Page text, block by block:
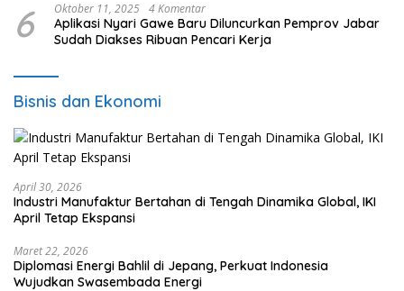
6 Oktober 11, 2025 4 Komentar
Aplikasi Nyari Gawe Baru Diluncurkan Pemprov Jabar
Sudah Diakses Ribuan Pencari Kerja
Bisnis dan Ekonomi
April 30, 2026
Industri Manufaktur Bertahan di Tengah Dinamika Global, IKI
April Tetap Ekspansi
Maret 22, 2026
Diplomasi Energi Bahlil di Jepang, Perkuat Indonesia
Wujudkan Swasembada Energi